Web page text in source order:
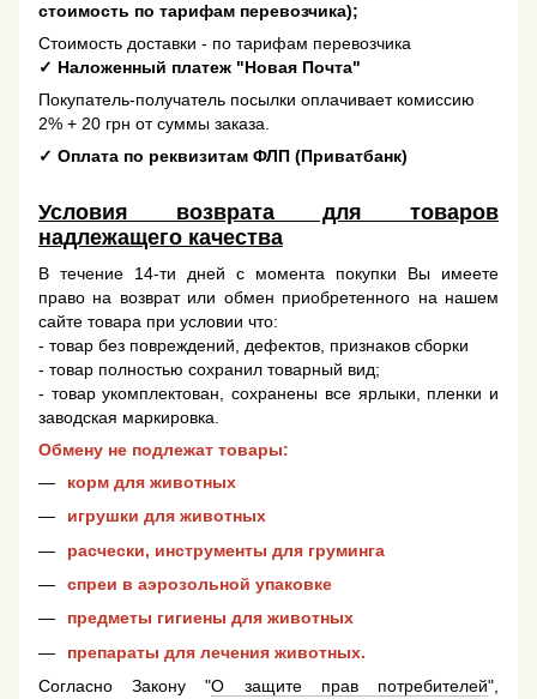
стоимость по тарифам перевозчика);
Стоимость доставки - по тарифам перевозчика
✓ Наложенный платеж "Новая Почта"
Покупатель-получатель посылки оплачивает комиссию
2% + 20 грн от суммы заказа.
✓ Оплата по реквизитам ФЛП (Приватбанк)
Условия возврата для товаров
надлежащего качества
В течение 14-ти дней с момента покупки Вы имеете
право на возврат или обмен приобретенного на нашем
сайте товара при условии что:
- товар без повреждений, дефектов, признаков сборки
- товар полностью сохранил товарный вид;
- товар укомплектован, сохранены все ярлыки, пленки и
заводская маркировка.
Обмену не подлежат товары:
корм для животных
игрушки для животных
расчески, инструменты для груминга
спреи в аэрозольной упаковке
предметы гигиены для животных
препараты для лечения животных.
Согласно Закону "О защите прав потребителей",